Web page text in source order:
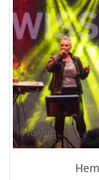
ProArtist